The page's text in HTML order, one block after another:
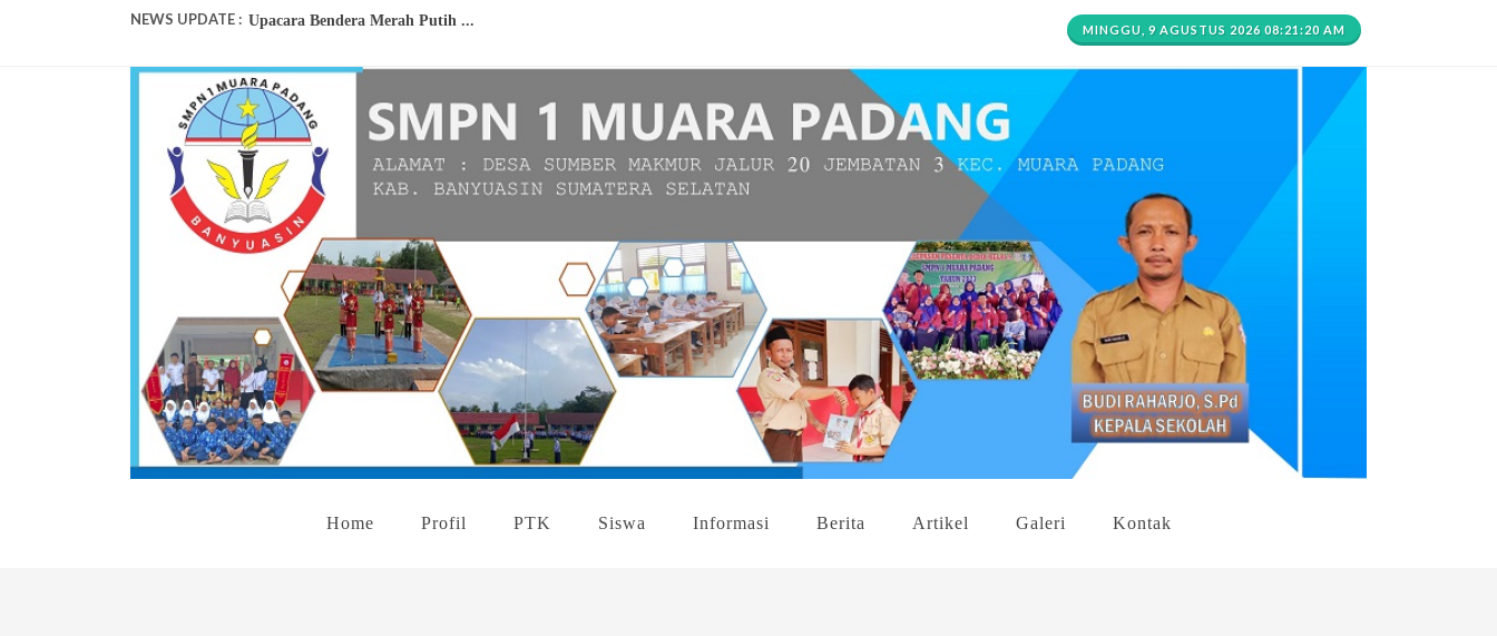
NEWS UPDATE :
Perkemahan Semanis...
Dies Natalis ke 42 SMPN 1 Muara Padang...
MPLS 2023...
Pembagian Raport...
Juara 3 LT2 Kec. Muara Padang...
GLADI ANBK KE-2 ...
VAKSINASI COVID-19 TAHAP 1 SATU, PENDIDIK DAN TENAGA KEPENDI...
PJJ KEMBALI DITERAPKAN...
Siswa SMPN 1 Muara Padang Raih Juara 1 dan 2 Lomba Futsal...
Upacara Bendera Merah Putih ...
MINGGU, 9 AGUSTUS 2026 08:21:20 AM
Home Profil PTK Siswa Informasi Berita Artikel Galeri Kontak